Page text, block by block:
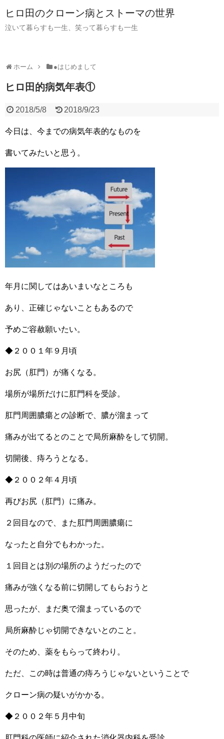
ヒロ田のクローン病とストーマの世界
泣いて暮らすも一生、笑って暮らすも一生
ホーム ●はじめまして
ヒロ田的病気年表①
2018/5/8 2018/9/23
今日は、今までの病気年表的なものを
書いてみたいと思う。
年月に関してはあいまいなところも
あり、正確じゃないこともあるので
予めご容赦願いたい。
◆２００１年９月頃
お尻（肛門）が痛くなる。
場所が場所だけに肛門科を受診。
肛門周囲膿瘍との診断で、膿が溜まって
痛みが出てるとのことで局所麻酔をして切開。
切開後、痔ろうとなる。
◆２００２年４月頃
再びお尻（肛門）に痛み。
２回目なので、また肛門周囲膿瘍に
なったと自分でもわかった。
１回目とは別の場所のようだったので
痛みが強くなる前に切開してもらおうと
思ったが、まだ奥で溜まっているので
局所麻酔じゃ切開できないとのこと。
そのため、薬をもらって終わり。
ただ、この時は普通の痔ろうじゃないということで
クローン病の疑いがかかる。
◆２００２年５月中旬